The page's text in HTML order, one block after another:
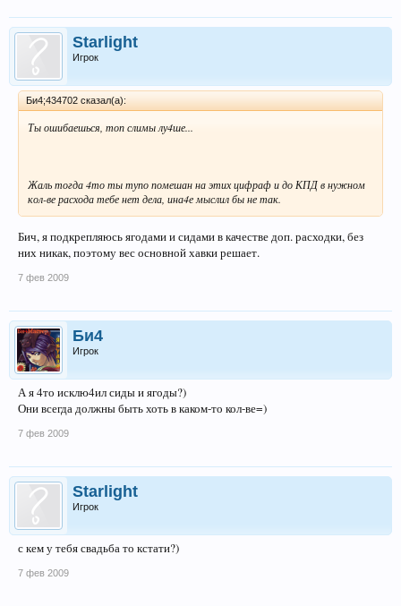
Starlight
Игрок
Би4;434702 сказал(а):
Ты ошибаешься, топ слимы лу4ше...
Жаль тогда 4то ты тупо помешан на этих цифраф и до КПД в нужном
кол-ве расхода тебе нет дела, ина4е мыслил бы не так.
Бич, я подкрепляюсь ягодами и сидами в качестве доп. расходки, без
них никак, поэтому вес основной хавки решает.
7 фев 2009
Би4
Игрок
А я 4то исклю4ил сиды и ягоды?)
Они всегда должны быть хоть в каком-то кол-ве=)
7 фев 2009
Starlight
Игрок
с кем у тебя свадьба то кстати?)
7 фев 2009